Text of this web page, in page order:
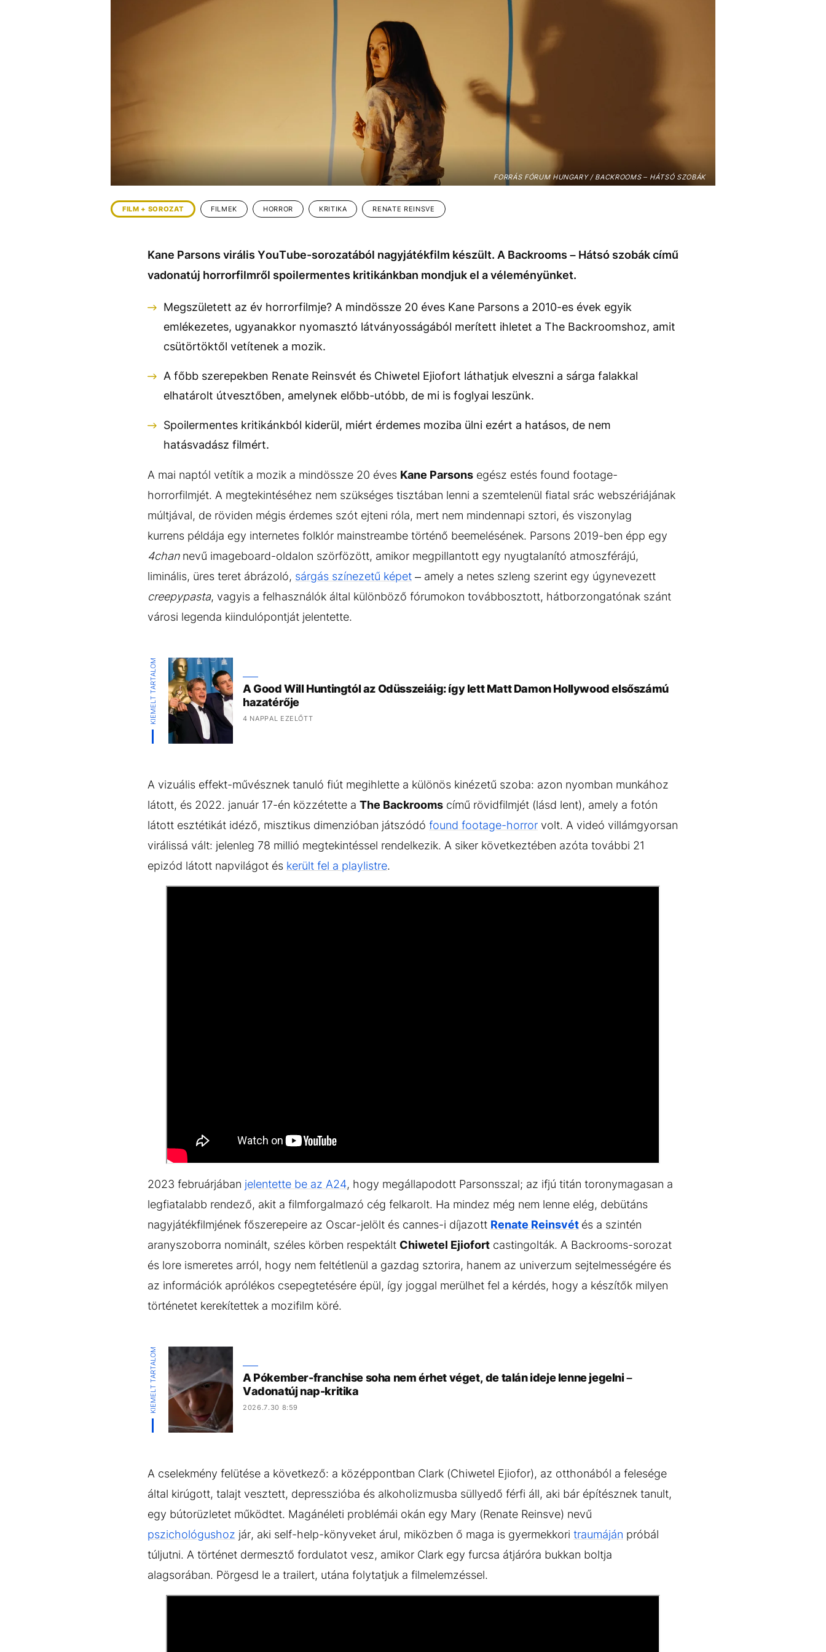
Kvíz
REFRESHER
Médiaajánlat
FORRÁS FÓRUM HUNGARY / BACKROOMS – HÁTSÓ SZOBÁK
FILM + SOROZAT FILMEK HORROR KRITIKA RENATE REINSVE
Kane Parsons virális YouTube-sorozatából nagyjátékfilm készült. A Backrooms – Hátsó szobák című
vadonatúj horrorfilmről spoilermentes kritikánkban mondjuk el a véleményünket.
Megszületett az év horrorfilmje? A mindössze 20 éves Kane Parsons a 2010-es évek egyik
emlékezetes, ugyanakkor nyomasztó látványosságából merített ihletet a The Backroomshoz, amit
csütörtöktől vetítenek a mozik.
A főbb szerepekben Renate Reinsvét és Chiwetel Ejiofort láthatjuk elveszni a sárga falakkal
elhatárolt útvesztőben, amelynek előbb-utóbb, de mi is foglyai leszünk.
Spoilermentes kritikánkból kiderül, miért érdemes moziba ülni ezért a hatásos, de nem
hatásvadász filmért.
A mai naptól vetítik a mozik a mindössze 20 éves Kane Parsons egész estés found footage-
horrorfilmjét. A megtekintéséhez nem szükséges tisztában lenni a szemtelenül fiatal srác webszériájának
múltjával, de röviden mégis érdemes szót ejteni róla, mert nem mindennapi sztori, és viszonylag
kurrens példája egy internetes folklór mainstreambe történő beemelésének. Parsons 2019-ben épp egy
4channevű imageboard-oldalon szörfözött, amikor megpillantott egy nyugtalanító atmoszférájú,
liminális, üres teret ábrázoló, sárgás színezetű képet – amely a netes szleng szerint egy úgynevezett
creepypasta, vagyis a felhasználók által különböző fórumokon továbbosztott, hátborzongatónak szánt
városi legenda kiindulópontját jelentette.
KIEMELT TARTALOM
A Good Will Huntingtól az Odüsszeiáig: így lett Matt Damon Hollywood elsőszámú
hazatérője
4 NAPPAL EZELŐTT
A vizuális effekt-művésznek tanuló fiút megihlette a különös kinézetű szoba: azon nyomban munkához
látott, és 2022. január 17-én közzétette a The Backrooms című rövidfilmjét (lásd lent), amely a fotón
látott esztétikát idéző, misztikus dimenzióban játszódó found footage-horror volt. A videó villámgyorsan
virálissá vált: jelenleg 78 millió megtekintéssel rendelkezik. A siker következtében azóta további 21
epizód látott napvilágot és került fel a playlistre.
2023 februárjában jelentette be az A24, hogy megállapodott Parsonsszal; az ifjú titán toronymagasan a
legfiatalabb rendező, akit a filmforgalmazó cég felkarolt. Ha mindez még nem lenne elég, debütáns
nagyjátékfilmjének főszerepeire az Oscar-jelölt és cannes-i díjazott Renate Reinsvét és a szintén
aranyszoborra nominált, széles körben respektált Chiwetel Ejiofort castingolták. A Backrooms-sorozat
és lore ismeretes arról, hogy nem feltétlenül a gazdag sztorira, hanem az univerzum sejtelmességére és
az információk aprólékos csepegtetésére épül, így joggal merülhet fel a kérdés, hogy a készítők milyen
történetet kerekítettek a mozifilm köré.
KIEMELT TARTALOM
A Pókember-franchise soha nem érhet véget, de talán ideje lenne jegelni –
Vadonatúj nap-kritika
2026.7.30 8:59
A cselekmény felütése a következő: a középpontban Clark (Chiwetel Ejiofor), az otthonából a felesége
által kirúgott, talajt vesztett, depresszióba és alkoholizmusba süllyedő férfi áll, aki bár építésznek tanult,
egy bútorüzletet működtet. Magánéleti problémái okán egy Mary (Renate Reinsve) nevű
pszichológushoz jár, aki self-help-könyveket árul, miközben ő maga is gyermekkori traumáján próbál
túljutni. A történet dermesztő fordulatot vesz, amikor Clark egy furcsa átjáróra bukkan boltja
alagsorában. Pörgesd le a trailert, utána folytatjuk a filmelemzéssel.